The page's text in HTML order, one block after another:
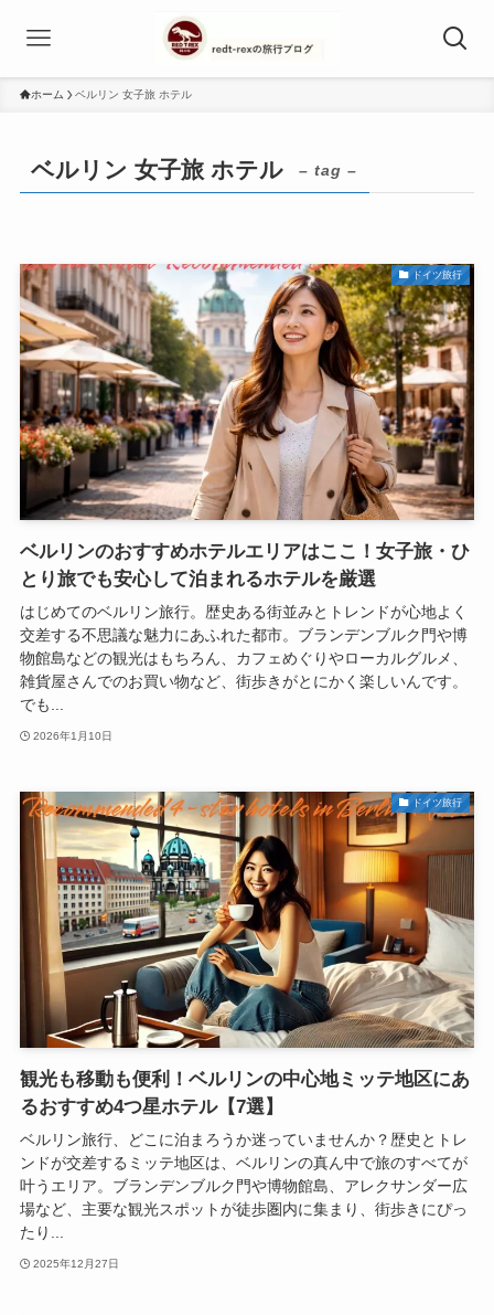
ホーム ベルリン 女子旅 ホテル
ベルリン 女子旅 ホテル – tag –
ドイツ旅行
ベルリンのおすすめホテルエリアはここ！女子旅・ひ
とり旅でも安心して泊まれるホテルを厳選
はじめてのベルリン旅行。歴史ある街並みとトレンドが心地よく
交差する不思議な魅力にあふれた都市。ブランデンブルク門や博
物館島などの観光はもちろん、カフェめぐりやローカルグルメ、
雑貨屋さんでのお買い物など、街歩きがとにかく楽しいんです。
でも...
2026年1月10日
ドイツ旅行
観光も移動も便利！ベルリンの中心地ミッテ地区にあ
るおすすめ4つ星ホテル【7選】
ベルリン旅行、どこに泊まろうか迷っていませんか？歴史とトレ
ンドが交差するミッテ地区は、ベルリンの真ん中で旅のすべてが
叶うエリア。ブランデンブルク門や博物館島、アレクサンダー広
場など、主要な観光スポットが徒歩圏内に集まり、街歩きにぴっ
たり...
2025年12月27日